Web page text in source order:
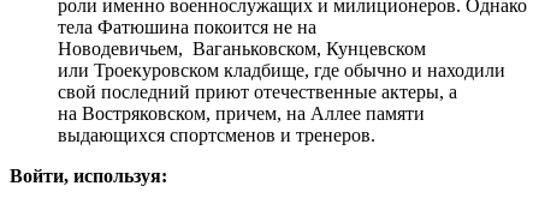
роли именно военнослужащих и милиционеров. Однако
тела Фатюшина покоится не на
Новодевичьем, Ваганьковском, Кунцевском
или Троекуровском кладбище, где обычно и находили
свой последний приют отечественные актеры, а
на Востряковском, причем, на Аллее памяти
выдающихся спортсменов и тренеров.
Войти, используя: